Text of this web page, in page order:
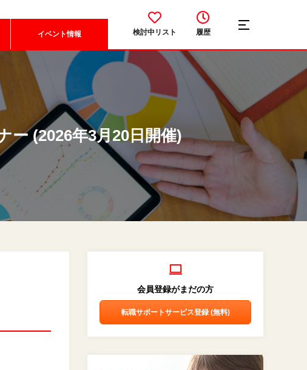
イベント情報 検討中リスト 履歴
ー (2026年3月20日開催)
会員登録がまだの方
転職サポートサービス登録 (無料)